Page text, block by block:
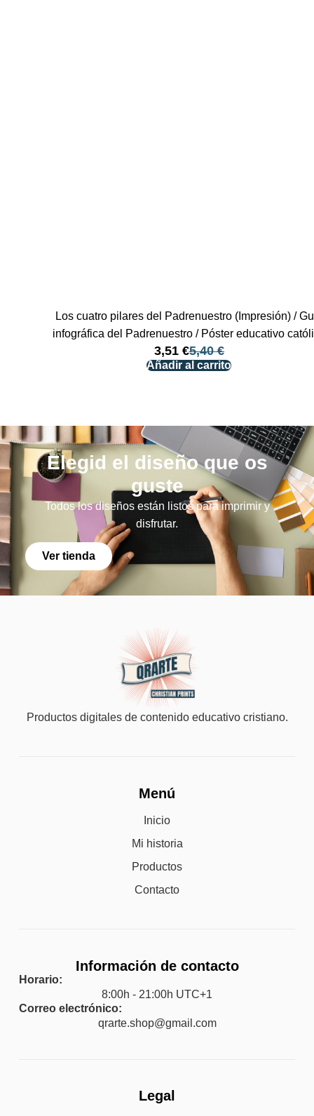
Los cuatro pilares del Padrenuestro (Impresión) /
infográfica del Padrenuestro / Póster educativo
5,40€
3,51 €
Añadir al carrito
Elegid el diseño que os
guste
Todos los diseños están listos para imprimir y
disfrutar.
Ver tienda
Productos digitales de contenido educativo cristiano.
Menú
Inicio
Mi historia
Productos
Contacto
Información de contacto
Horario:
8:00h - 21:00h UTC+1
Correo electrónico:
qrarte.shop@gmail.com
Legal